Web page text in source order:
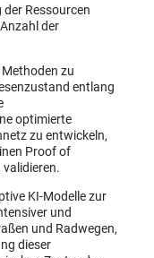
Ressourcen
der
zu
entlang
optimierte
zu entwickeln,
Proof of
KI-Modelle zur
und
und Radwegen,
dieser